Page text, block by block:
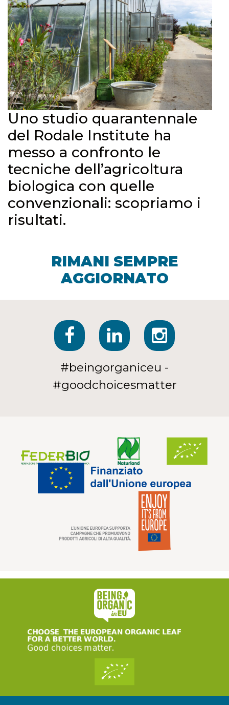
Uno studio quarantennale
del Rodale Institute ha
messo a confronto le
tecniche dell’agricoltura
biologica con quelle
convenzionali: scopriamo i
risultati.
RIMANI SEMPRE
AGGIORNATO
#beingorganiceu -
#goodchoicesmatter